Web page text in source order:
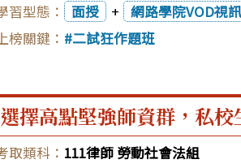
面授
+
網路學院VOD視
二試狂作題班
選擇高點堅強師資群，私校
111律師 勞動社會法組